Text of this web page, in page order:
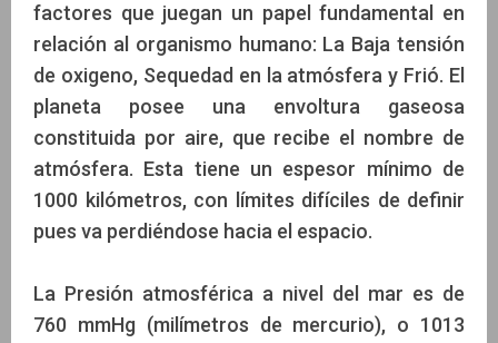
factores que juegan un papel fundamental en
relación al organismo humano: La Baja tensión
de oxigeno, Sequedad en la atmósfera y Frió. El
planeta posee una envoltura gaseosa
constituida por aire, que recibe el nombre de
atmósfera. Esta tiene un espesor mínimo de
1000 kilómetros, con límites difíciles de definir
pues va perdiéndose hacia el espacio.
La Presión atmosférica a nivel del mar es de
760 mmHg (milímetros de mercurio), o 1013